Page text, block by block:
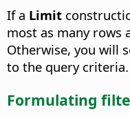
If a Limit
most as many rows
Otherwise, you will
to the query criteria.
Formulating